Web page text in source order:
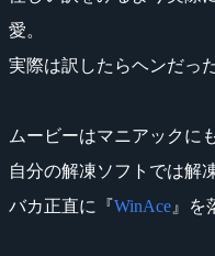
愛。
実際は訳したらヘンだっ
ムービーはマニアックに
自分の解凍ソフトでは解
バカ正直に『WinAce 』を